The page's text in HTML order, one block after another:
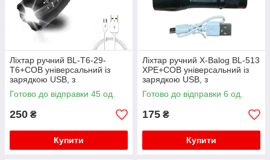
Ліхтар ручний BL-T6-29-
T6+COB універсальний із
зарядкою USB, з
фокусуванням, бічне світло
Готово до відправки 45 од.
250 ₴
Купити
Ліхтар ручний X-Balog BL-513
XPE+COB універсальний із
зарядкою USB, з
фокусуванням, бічне світло
Готово до відправки 6 од.
175 ₴
Купити